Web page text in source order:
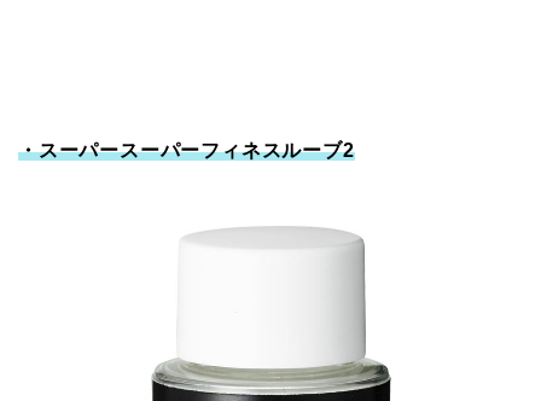
・スーパースーパーフィネスルーブ2